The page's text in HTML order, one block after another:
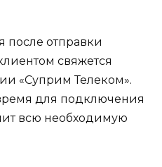
после отправки
свяжется
«Суприм Телеком».
для подключения
всю необходимую